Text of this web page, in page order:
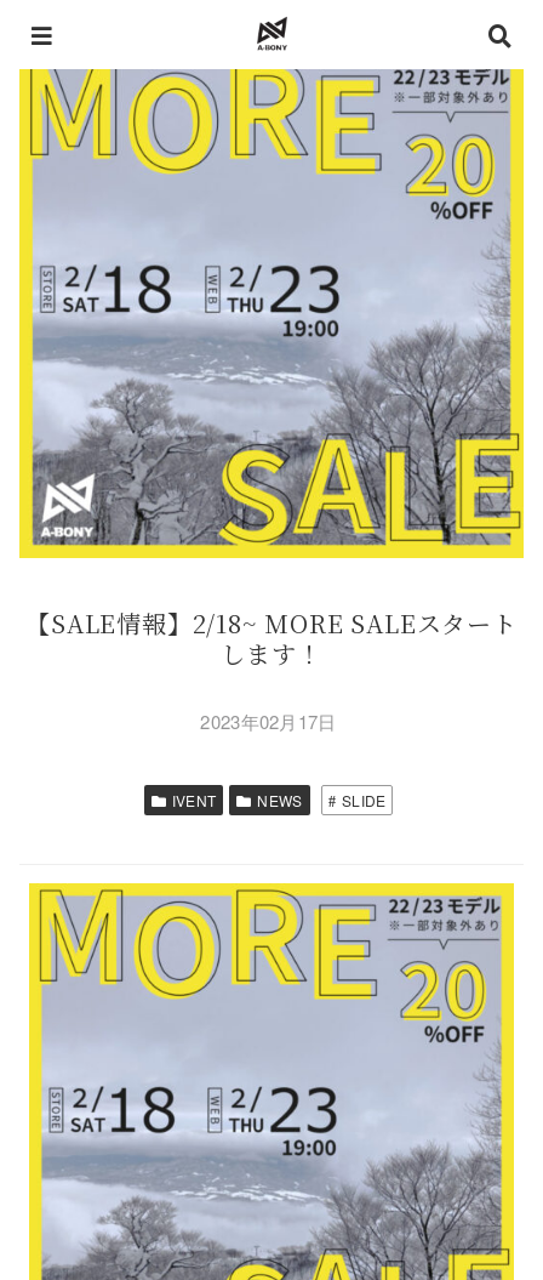
【SALE情報】2/18~ MORE SALEスタート
します！
2023年02月17日
IVENT NEWS SLIDE